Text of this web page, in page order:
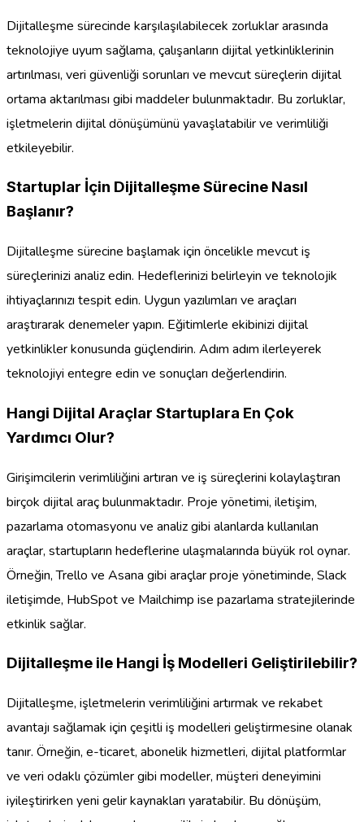
Dijitalleşme sürecinde karşılaşılabilecek zorluklar arasında
teknolojiye uyum sağlama, çalışanların dijital yetkinliklerinin
artırılması, veri güvenliği sorunları ve mevcut süreçlerin dijital
ortama aktarılması gibi maddeler bulunmaktadır. Bu zorluklar,
işletmelerin dijital dönüşümünü yavaşlatabilir ve verimliliği
etkileyebilir.
Startuplar İçin Dijitalleşme Sürecine Nasıl
Başlanır?
Dijitalleşme sürecine başlamak için öncelikle mevcut iş
süreçlerinizi analiz edin. Hedeflerinizi belirleyin ve teknolojik
ihtiyaçlarınızı tespit edin. Uygun yazılımları ve araçları
araştırarak denemeler yapın. Eğitimlerle ekibinizi dijital
yetkinlikler konusunda güçlendirin. Adım adım ilerleyerek
teknolojiyi entegre edin ve sonuçları değerlendirin.
Hangi Dijital Araçlar Startuplara En Çok
Yardımcı Olur?
Girişimcilerin verimliliğini artıran ve iş süreçlerini kolaylaştıran
birçok dijital araç bulunmaktadır. Proje yönetimi, iletişim,
pazarlama otomasyonu ve analiz gibi alanlarda kullanılan
araçlar, startupların hedeflerine ulaşmalarında büyük rol oynar.
Örneğin, Trello ve Asana gibi araçlar proje yönetiminde, Slack
iletişimde, HubSpot ve Mailchimp ise pazarlama stratejilerinde
etkinlik sağlar.
Dijitalleşme ile Hangi İş Modelleri Geliştirilebilir?
Dijitalleşme, işletmelerin verimliliğini artırmak ve rekabet
avantajı sağlamak için çeşitli iş modelleri geliştirmesine olanak
tanır. Örneğin, e-ticaret, abonelik hizmetleri, dijital platformlar
ve veri odaklı çözümler gibi modeller, müşteri deneyimini
iyileştirirken yeni gelir kaynakları yaratabilir. Bu dönüşüm,